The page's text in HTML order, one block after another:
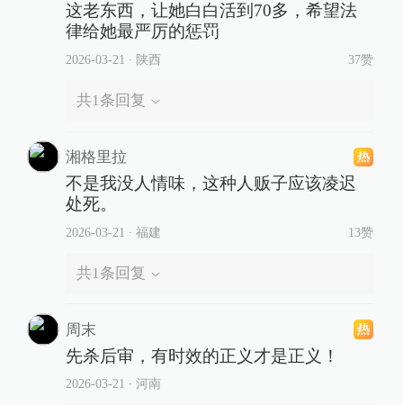
这老东西，让她白白活到70多，希望法
律给她最严厉的惩罚
2026-03-21 ∙ 陕西 37赞
共1条回复
湘格里拉
不是我没人情味，这种人贩子应该凌迟
处死。
2026-03-21 ∙ 福建 13赞
共1 条回复
周末
先杀后审，有时效的正义才是正义！
2026-03-21 ∙ 河南